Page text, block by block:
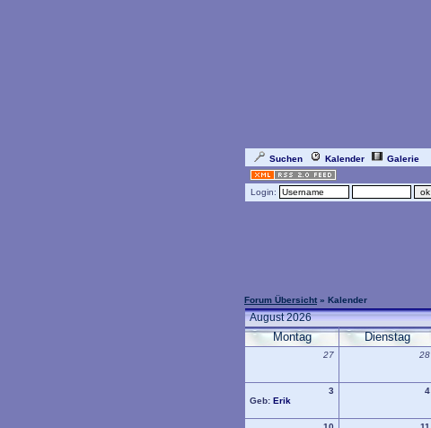
Suchen Kalender Galerie
Login:
Forum Übersicht » Kalender
August 2026
Montag Dienstag
27 28
3
Geb: Erik
4